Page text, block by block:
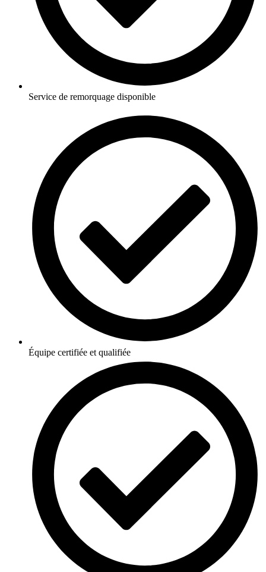
Service de remorquage disponible
Équipe certifiée et qualifiée